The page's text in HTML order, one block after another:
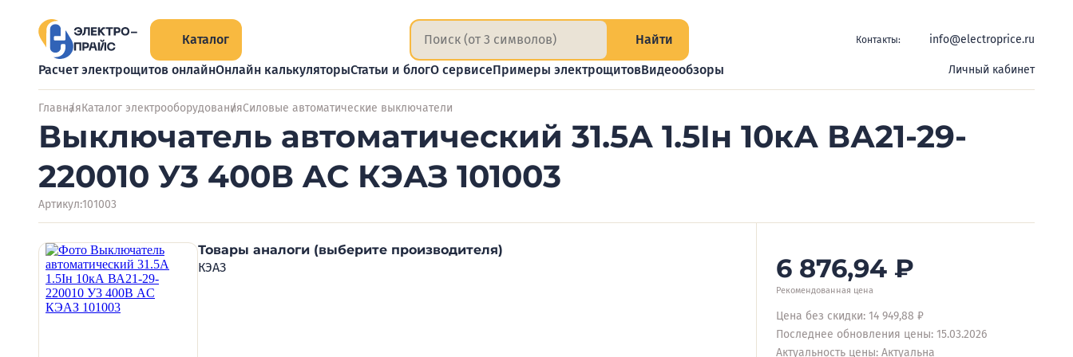
Каталог Найти Контакты: info@electroprice.ru
Расчет электрощитов онлайнОнлайн калькуляторыСтатьи и блогО сервисеПримеры электрощитовВидеообзоры Личный кабинет
ГлавнаяКаталог электрооборудованияСиловые автоматические выключатели
Выключатель автоматический 31.5А 1.5Iн 10кА ВА21-29-
220010 У3 400В AC КЭАЗ 101003
Артикул:101003
Товары аналоги (выберите производителя)
КЭАЗ
6 876,94 ₽
Рекомендованная цена
Цена без скидки: 14 949,88 ₽
Последнее обновления цены: 15.03.2026
Актуальность цены: Актуальна